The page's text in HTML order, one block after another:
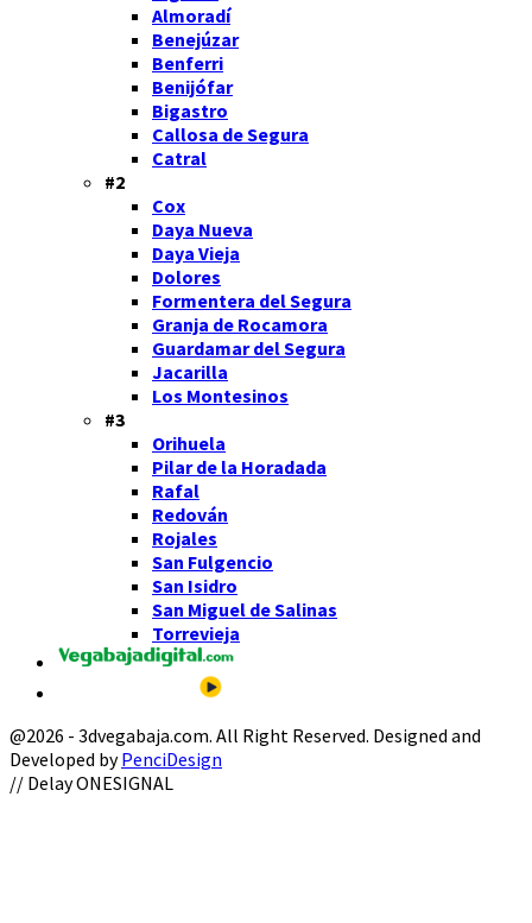
Almoradí
Benejúzar
Benferri
Benijófar
Bigastro
Callosa de Segura
Catral
#2
Cox
Daya Nueva
Daya Vieja
Dolores
Formentera del Segura
Granja de Rocamora
Guardamar del Segura
Jacarilla
Los Montesinos
#3
Orihuela
Pilar de la Horadada
Rafal
Redován
Rojales
San Fulgencio
San Isidro
San Miguel de Salinas
Torrevieja
@2026 - 3dvegabaja.com. All Right Reserved. Designed and
Developed byPenciDesign
Facebook
Twitter
Instagram
Youtube
Email
// Delay ONESIGNAL